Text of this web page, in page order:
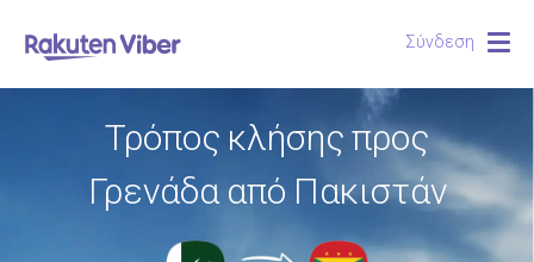
Σύνδεση
Τρόπος κλήσης προς
Γρενάδα από Πακιστάν